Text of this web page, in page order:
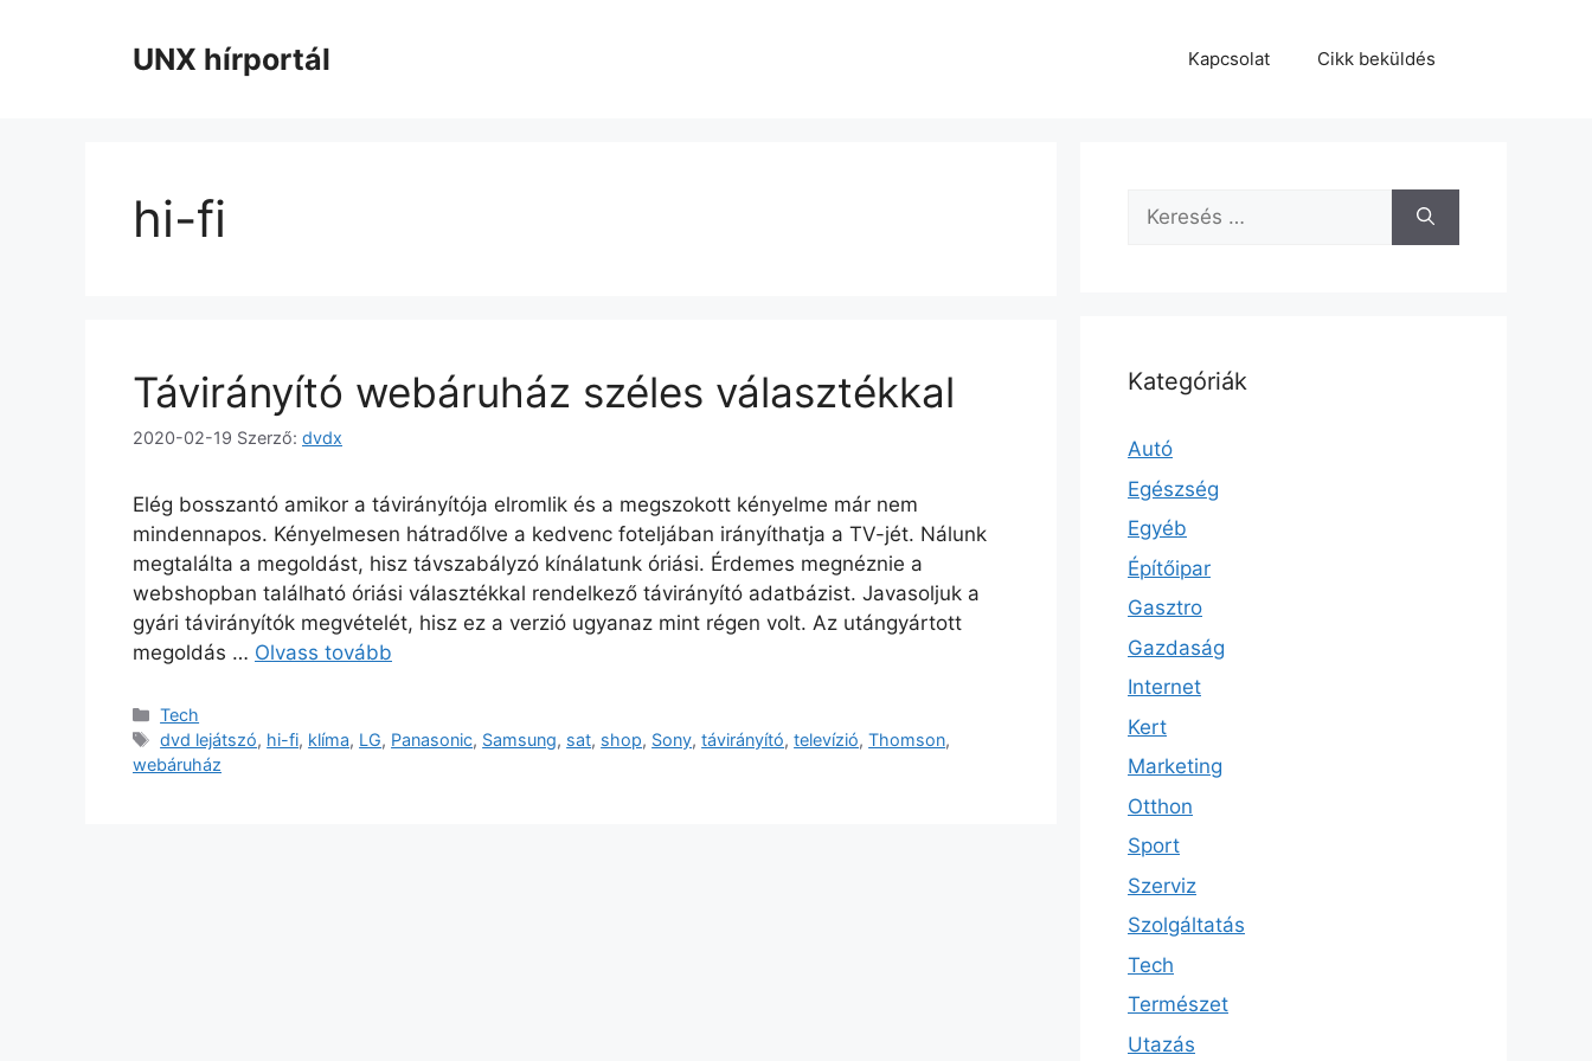
UNX hírportál Kapcsolat Cikk beküldés
hi-fi
Távirányító webáruház széles választékkal
2020-02-19 Szerző: dvdx
Elég bosszantó amikor a távirányítója elromlik és a megszokott kényelme már nem
mindennapos. Kényelmesen hátradőlve a kedvenc foteljában irányíthatja a TV-jét. Nálunk
megtalálta a megoldást, hisz távszabályzó kínálatunk óriási. Érdemes megnéznie a
webshopban található óriási választékkal rendelkező távirányító adatbázist. Javasoljuk a
gyári távirányítók megvételét, hisz ez a verzió ugyanaz mint régen volt. Az utángyártott
megoldás … Olvass tovább
Kategória
Tech
Címkék
dvd lejátszó, hi-fi, klíma, LG, Panasonic, Samsung, sat, shop, Sony,távirányító,televízió,Thomson,
webáruház
Keresés:
Kategóriák
Autó
Egészség
Egyéb
Építőipar
Gasztro
Gazdaság
Internet
Kert
Marketing
Otthon
Sport
Szerviz
Szolgáltatás
Tech
Természet
Utazás